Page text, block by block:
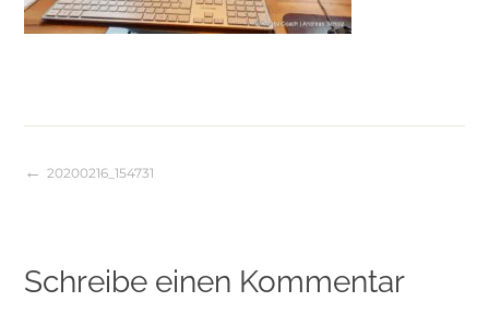
Beitragsnavigation
20200216_154731
Schreibe einen Kommentar